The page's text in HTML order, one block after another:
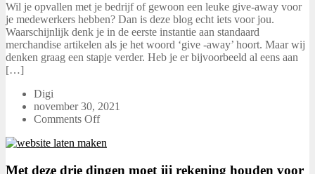
Wil je opvallen met je bedrijf of gewoon een leuke give-away voor
je medewerkers hebben? Dan is deze blog echt iets voor jou.
Waarschijnlijk denk je in de eerste instantie aan standaard
merchandise artikelen als je het woord ‘give -away’ hoort. Maar wij
denken graag een stapje verder. Heb je er bijvoorbeeld al eens aan
[…]
Digi
november 30, 2021
Comments Off
Met deze drie dingen moet jij rekening houden voor